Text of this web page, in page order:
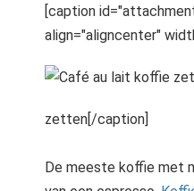
[caption
align="aligncenter"
zetten[/caption]
De meeste koffie met